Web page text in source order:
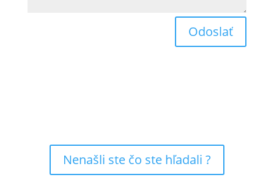
Odoslať
Nenašli ste čo ste hľadali ?